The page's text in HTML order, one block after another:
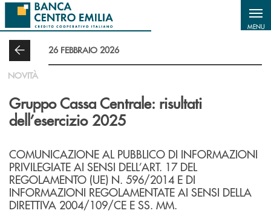
Salta al contenuto principale
MENU
26 FEBBRAIO 2026
NOVITÀ
Gruppo Cassa Centrale: risultati
dell’esercizio 2025
COMUNICAZIONE AL PUBBLICO DI INFORMAZIONI
PRIVILEGIATE AI SENSI DELL’ART. 17 DEL
REGOLAMENTO (UE) N. 596/2014 E DI
INFORMAZIONI REGOLAMENTATE AI SENSI DELLA
DIRETTIVA 2004/109/CE E SS. MM.